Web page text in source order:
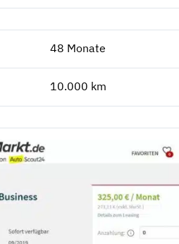
48 Monate
10.000 km